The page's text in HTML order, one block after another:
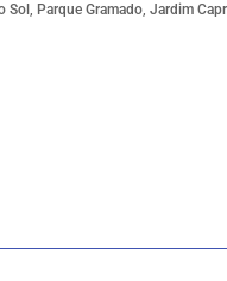
Parque Gramado, Jardim